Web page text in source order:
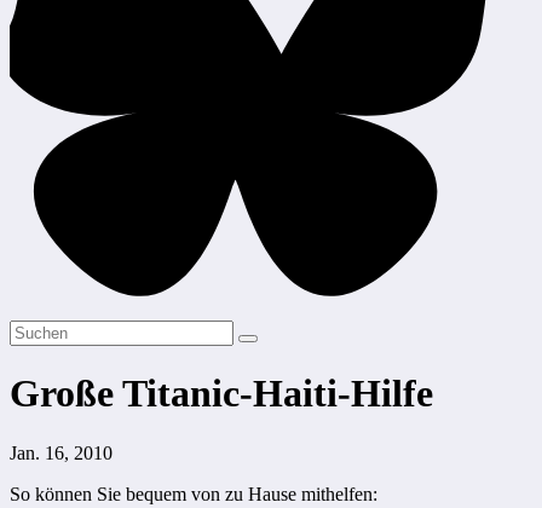
Große Titanic-Haiti-Hilfe
Jan. 16, 2010
So können Sie bequem von zu Hause mithelfen: